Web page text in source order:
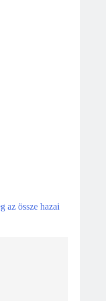
az össze hazai